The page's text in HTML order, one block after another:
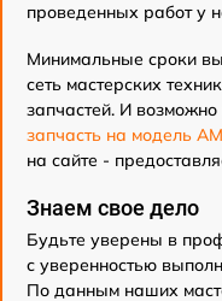
проведенных работ у
Минимальные сроки
сеть мастерских
запчастей. И
запчасть на модель
на сайте -
Знаем свое дело
Будьте уверены в
с уверенностью
По данным наших